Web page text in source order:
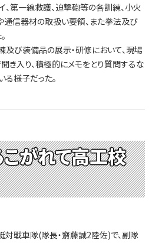
、第一線救護、迫撃砲等の各訓練、小火
通信器材の取扱い要領、また拳法及び
び装備品の展示・研修において、現場
き入り、積極的にメモをとり質問するな
る様子だった。
がれて高工校
戦車隊(隊長・齋藤誠2陸佐)で、副隊